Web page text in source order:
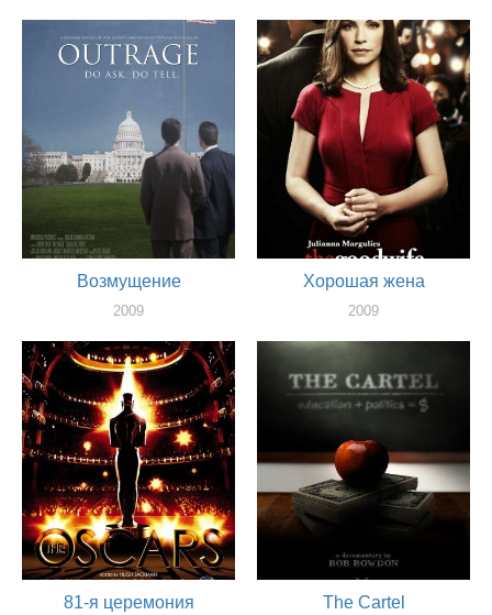
Возмущение
2009
Хорошая жена
2009
81-я церемония
The Cartel